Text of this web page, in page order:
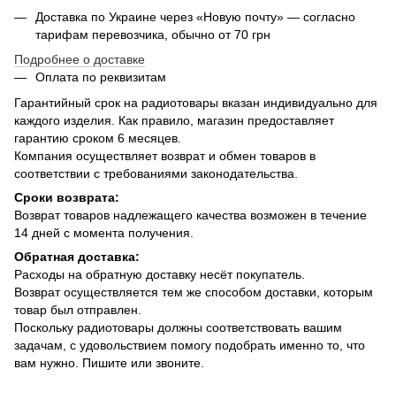
Доставка по Украине через «Новую почту» — согласно
тарифам перевозчика, обычно от 70 грн
Подробнее о доставке
Оплата по реквизитам
Гарантийный срок на радиотовары вказан индивидуально для
каждого изделия. Как правило, магазин предоставляет
гарантию сроком 6 месяцев.
Компания осуществляет возврат и обмен товаров в
соответствии с требованиями законодательства.
Сроки возврата:
Возврат товаров надлежащего качества возможен в течение
14 дней с момента получения.
Обратная доставка:
Расходы на обратную доставку несёт покупатель.
Возврат осуществляется тем же способом доставки, которым
товар был отправлен.
Поскольку радиотовары должны соответствовать вашим
задачам, с удовольствием помогу подобрать именно то, что
вам нужно. Пишите или звоните.